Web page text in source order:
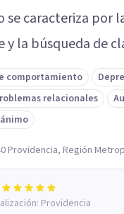
caracteriza por
la búsqueda de
comportamiento
relacionales
Providencia, Región
Providencia